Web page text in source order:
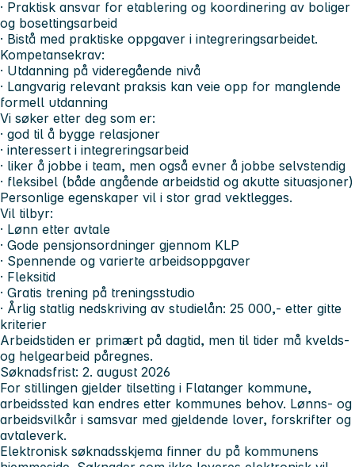
· Praktisk ansvar for etablering og koordinering av boliger
og bosettingsarbeid
· Bistå med praktiske oppgaver i integreringsarbeidet.
Kompetansekrav:
· Utdanning på videregående nivå
· Langvarig relevant praksis kan veie opp for manglende
formell utdanning
Vi søker etter deg som er:
· god til å bygge relasjoner
· interessert i integreringsarbeid
· liker å jobbe i team, men også evner å jobbe selvstendig
· fleksibel (både angående arbeidstid og akutte situasjoner)
Personlige egenskaper vil i stor grad vektlegges.
Vil tilbyr:
· Lønn etter avtale
· Gode pensjonsordninger gjennom KLP
· Spennende og varierte arbeidsoppgaver
· Fleksitid
· Gratis trening på treningsstudio
· Årlig statlig nedskriving av studielån: 25 000,- etter gitte
kriterier
Arbeidstiden er primært på dagtid, men til tider må kvelds-
og helgearbeid påregnes.
Søknadsfrist: 2. august 2026
For stillingen gjelder tilsetting i Flatanger kommune,
arbeidssted kan endres etter kommunes behov. Lønns- og
arbeidsvilkår i samsvar med gjeldende lover, forskrifter og
avtaleverk.
Elektronisk søknadsskjema finner du på kommunens